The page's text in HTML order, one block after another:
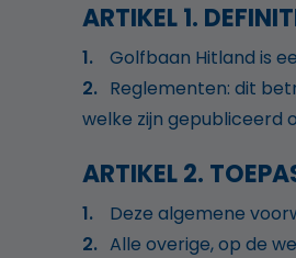
ARTIKEL 1.
Golfbaan Hitland is
Reglementen: dit
welke zijn gepubliceerd
ARTIKEL 2.
Deze algemene
Alle overige, op de